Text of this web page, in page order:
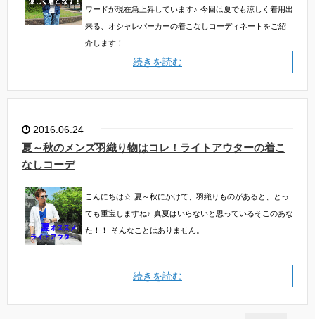
ワードが現在急上昇しています♪ 今回は夏でも涼しく着用出
来る、オシャレパーカーの着こなしコーディネートをご紹
介します！
続きを読む
2016.06.24
夏～秋のメンズ羽織り物はコレ！ライトアウターの着こ
なしコーデ
こんにちは☆ 夏～秋にかけて、羽織りものがあると、とっ
ても重宝しますね♪ 真夏はいらないと思っているそこのあな
た！！
そんなことはありません。
続きを読む